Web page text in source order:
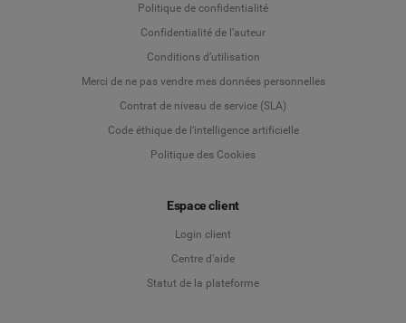
Politique de confidentialité
Confidentialité de l’auteur
Conditions d’utilisation
Merci de ne pas vendre mes données personnelles
Contrat de niveau de service (SLA)
Code éthique de l'intelligence artificielle
Politique des Cookies
Espace client
Login client
Centre d’aide
Statut de la plateforme
Deutsch